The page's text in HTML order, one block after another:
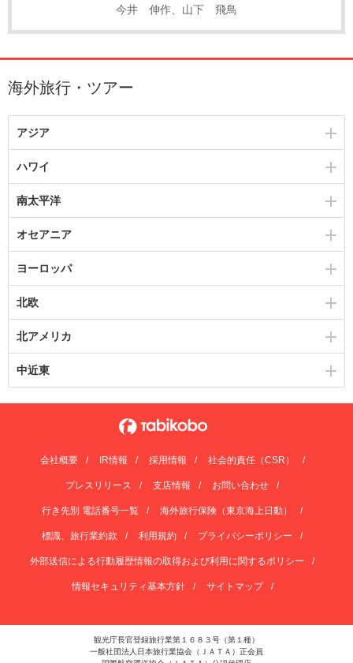
今井 伸作、山下 飛鳥
海外旅行・ツアー
アジア
ハワイ
南太平洋
オセアニア
ヨーロッパ
北欧
北アメリカ
中近東
会社概要 IR情報 採用情報 社会的責任（CSR）
プレスリリース 支店情報 お問い合わせ
行き先別 電話番号一覧 海外旅行保険（東京海上日動）
標識、旅行業約款 利用規約 プライバシーポリシー
外部送信による行動履歴情報の取得および利用に関するポリシー
情報セキュリティ基本方針 サイトマップ
観光庁長官登録旅行業第１６８３号（第１種）
一般社団法人日本旅行業協会（ＪＡＴＡ）正会員